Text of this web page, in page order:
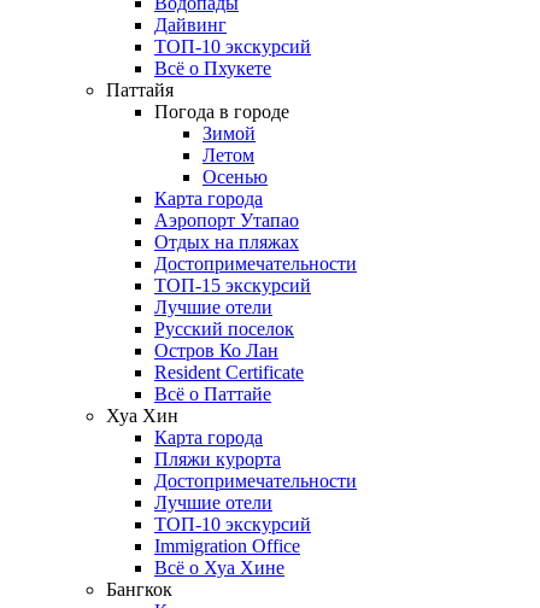
Дайвинг
ТОП-10 экскурсий
Всё о Пхукете
Паттайя
Погода в городе
Зимой
Летом
Осенью
Карта города
Аэропорт Утапао
Отдых на пляжах
Достопримечательности
ТОП-15 экскурсий
Лучшие отели
Русский поселок
Остров Ко Лан
Resident Certificate
Всё о Паттайе
Хуа Хин
Карта города
Пляжи курорта
Достопримечательности
Лучшие отели
ТОП-10 экскурсий
Immigration Office
Всё о Хуа Хине
Бангкок